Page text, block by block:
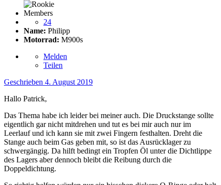
Members
24
Name: Philipp
Motorrad: M900s
Melden
Teilen
Geschrieben 4. August 2019
Hallo Patrick,
Das Thema habe ich leider bei meiner auch. Die Druckstange sollte
eigentlich gar nicht mitdrehen und tut es bei mir auch nur im
Leerlauf und ich kann sie mit zwei Fingern festhalten. Dreht die
Stange auch beim Gas geben mit, so ist das Ausrücklager zu
schwergängig. Da hilft bedingt ein Tropfen Öl unter die Dichtlippe
des Lagers aber dennoch bleibt die Reibung durch die
Doppeldichtung.